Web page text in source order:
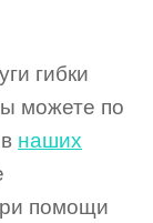
гибки
можете по
наших
помощи